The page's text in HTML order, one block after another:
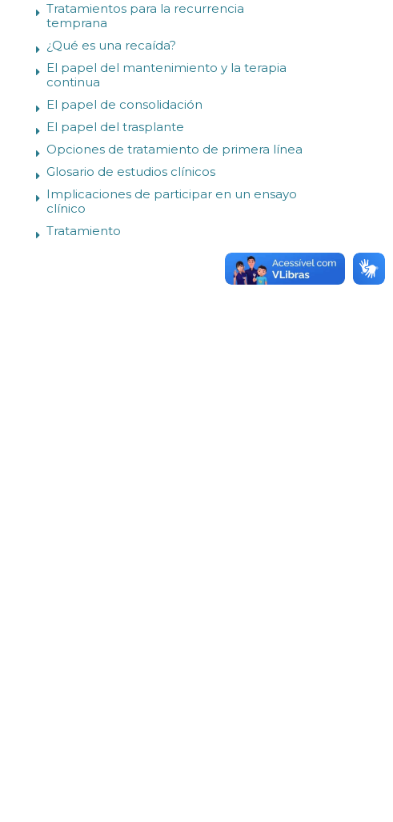
Tratamientos para la recurrencia
temprana
¿Qué es una recaída?
El papel del mantenimiento y la terapia
continua
El papel de consolidación
El papel del trasplante
Opciones de tratamiento de primera línea
Glosario de estudios clínicos
Implicaciones de participar en un ensayo
clínico
Tratamiento